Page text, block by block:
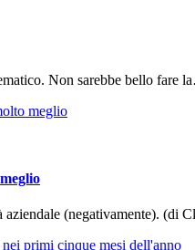
Non sarebbe bello fare
(negativamente). (di